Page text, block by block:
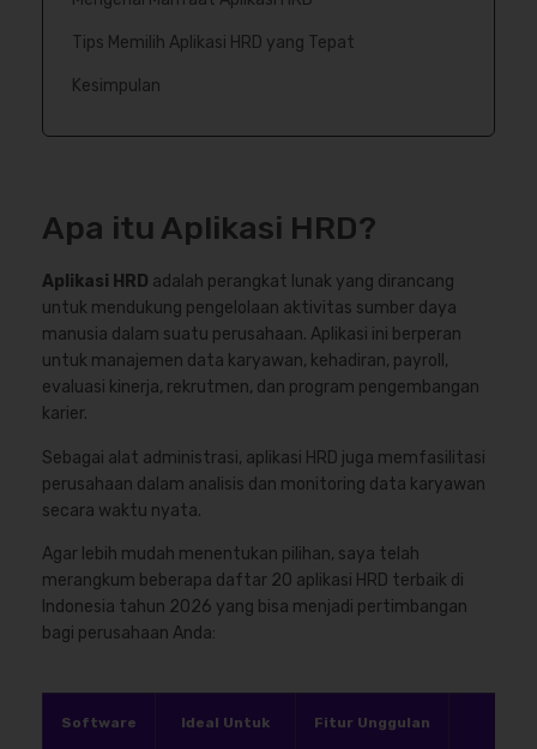
Tips Memilih Aplikasi HRD yang Tepat
Kesimpulan
Apa itu Aplikasi HRD?
Aplikasi HRD adalah perangkat lunak yang dirancang
untuk mendukung pengelolaan aktivitas sumber daya
manusia dalam suatu perusahaan. Aplikasi ini berperan
untuk manajemen data karyawan, kehadiran, payroll,
evaluasi kinerja, rekrutmen, dan program pengembangan
karier.
Sebagai alat administrasi, aplikasi HRD juga memfasilitasi
perusahaan dalam analisis dan monitoring data karyawan
secara waktu nyata.
Agar lebih mudah menentukan pilihan, saya telah
merangkum beberapa daftar 20 aplikasi HRD terbaik di
Indonesia tahun 2026 yang bisa menjadi pertimbangan
bagi perusahaan Anda:
Software Ideal Untuk Fitur Unggulan